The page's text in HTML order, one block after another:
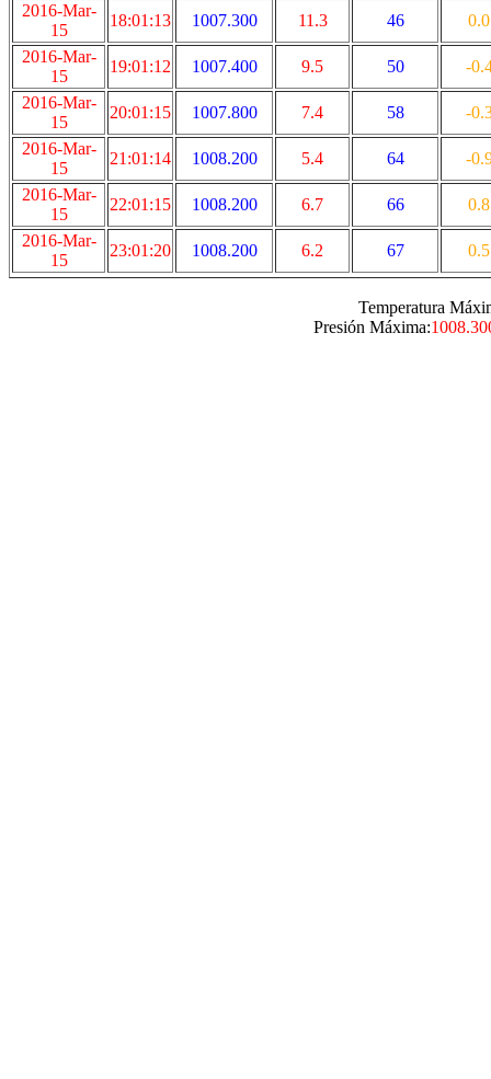
2016-Mar-
15
18:01:13 1007.300 11.3 46
0.0
2016-Mar-
15
19:01:12 1007.400 9.5 50
-
2016-Mar-
15
20:01:15 1007.800 7.4 58
-
2016-Mar-
15
21:01:14 1008.200 5.4 64
-
2016-Mar-
15
22:01:15 1008.200 6.7 66
0.8
2016-Mar-
15
23:01:20 1008.200 6.2 67 0.5
Temperatura
Presión Máxima: